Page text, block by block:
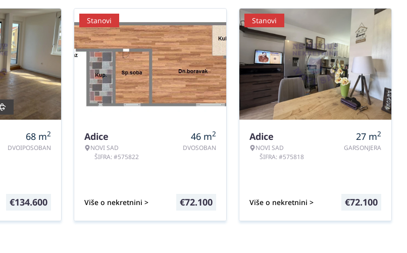
68 m2
DVOIPOSOBAN
€134.600
Stanovi
Adice
NOVI SAD
ŠIFRA: #575822
46 m2
DVOSOBAN
Više o nekretnini > €72.100
Stanovi
Adice
NOVI SAD
ŠIFRA: #575818
27 m2
GARSONJERA
Više o nekretnini > €72.100